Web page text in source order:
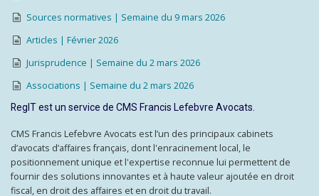
Sources normatives | Semaine du 9 mars 2026
Articles | Février 2026
Jurisprudence | Semaine du 2 mars 2026
Associations | Semaine du 2 mars 2026
RegIT est un service de CMS Francis Lefebvre Avocats.
CMS Francis Lefebvre Avocats est l’un des principaux cabinets
d’avocats d’affaires français, dont l'enracinement local, le
positionnement unique et l'expertise reconnue lui permettent de
fournir des solutions innovantes et à haute valeur ajoutée en droit
fiscal, en droit des affaires et en droit du travail.